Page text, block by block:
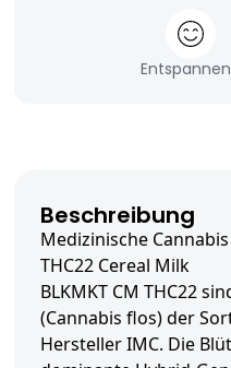
Beschreibung
Medizinische
THC22 Cereal Milk
BLKMKT CM THC22
(Cannabis flos) der
Hersteller IMC. Die